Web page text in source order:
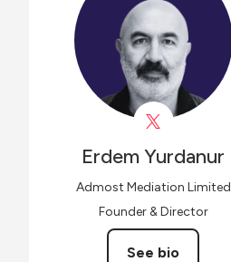
Erdem Yurdanur
Admost Mediation Limited
Founder & Director
See bio